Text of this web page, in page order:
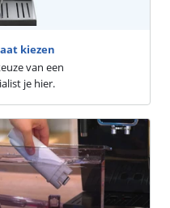
kiezen
van een
je hier.